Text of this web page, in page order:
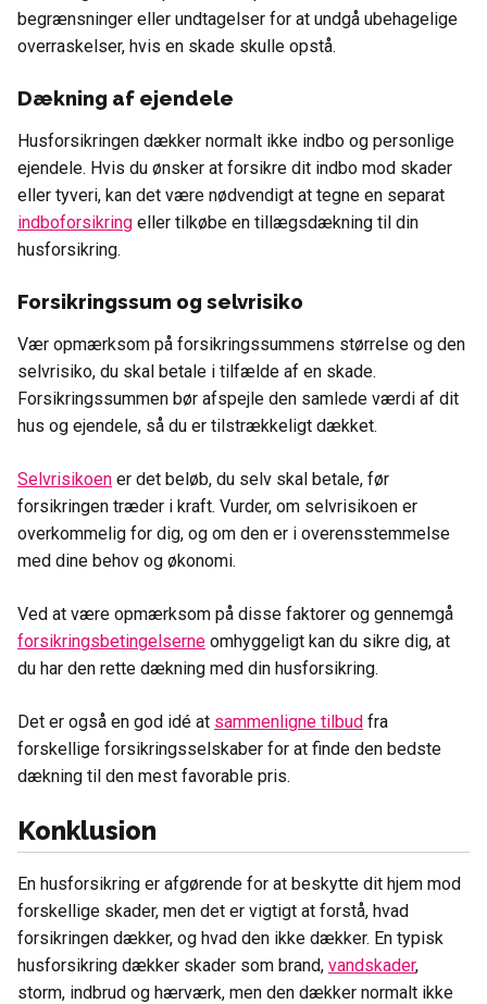
begrænsninger eller undtagelser for at undgå ubehagelige
overraskelser, hvis en skade skulle opstå.
Dækning af ejendele
Husforsikringen dækker normalt ikke indbo og personlige
ejendele. Hvis du ønsker at forsikre dit indbo mod skader
eller tyveri, kan det være nødvendigt at tegne en separat
indboforsikring eller tilkøbe en tillægsdækning til din
husforsikring.
Forsikringssum og selvrisiko
Vær opmærksom på forsikringssummens størrelse og den
selvrisiko, du skal betale i tilfælde af en skade.
Forsikringssummen bør afspejle den samlede værdi af dit
hus og ejendele, så du er tilstrækkeligt dækket.
Selvrisikoen er det beløb, du selv skal betale, før
forsikringen træder i kraft. Vurder, om selvrisikoen er
overkommelig for dig, og om den er i overensstemmelse
med dine behov og økonomi.
Ved at være opmærksom på disse faktorer og gennemgå
forsikringsbetingelserne omhyggeligt kan du sikre dig, at
du har den rette dækning med din husforsikring.
Det er også en god idé at sammenligne tilbud fra
forskellige forsikringsselskaber for at finde den bedste
dækning til den mest favorable pris.
Konklusion
En husforsikring er afgørende for at beskytte dit hjem mod
forskellige skader, men det er vigtigt at forstå, hvad
forsikringen dækker, og hvad den ikke dækker. En typisk
husforsikring dækker skader som brand, vandskader,
storm, indbrud og hærværk, men den dækker normalt ikke